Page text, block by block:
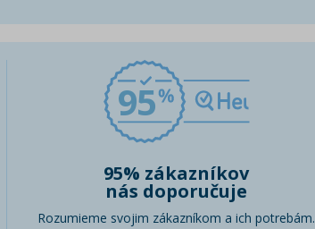
95
95% zákazníkov
nás doporučuje
Rozumieme svojim zákazníkom a ich potrebám.